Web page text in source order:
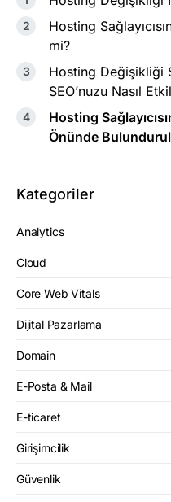
Hosting
mi?
Hosting Değişikliği
SEO’nuzu Nasıl
Hosting
Önünde
Kategoriler
Analytics
Cloud
Core Web Vitals
Dijital Pazarlama
Domain
E-Posta & Mail
E-ticaret
Girişimcilik
Güvenlik